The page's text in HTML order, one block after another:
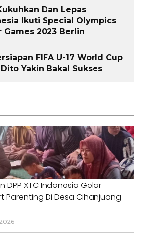
Dan Lepas
Ikuti Special Olympics
2023 Berlin
FIFA U-17 World Cup
Yakin Bakal Sukses
DPP XTC Indonesia Gelar
Parenting Di Desa Cihanjuang